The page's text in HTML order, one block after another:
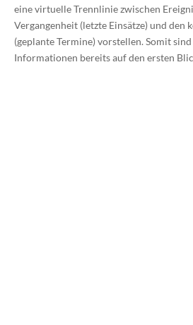
eine virtuelle Trennlinie zwischen
Vergangenheit (letzte Einsätze) und den
(geplante Termine) vorstellen. Somit
Informationen bereits auf den ersten